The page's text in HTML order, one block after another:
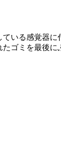
いる感覚器
ゴミを最後に